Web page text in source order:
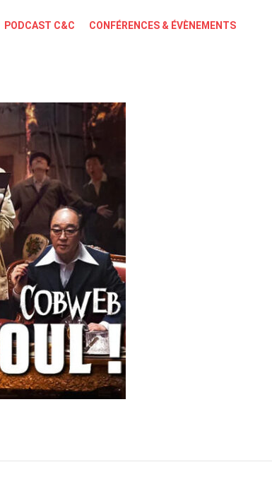
PODCAST C&C CONFÉRENCES & ÉVÈNEMENTS